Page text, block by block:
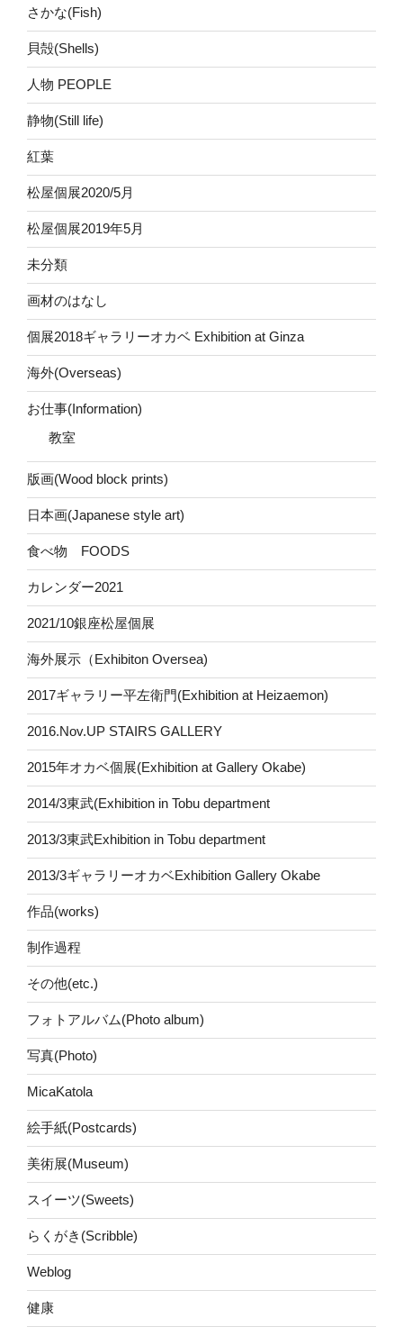
さかな(Fish)
貝殻(Shells)
人物 PEOPLE
静物(Still life)
紅葉
松屋個展2020/5月
松屋個展2019年5月
未分類
画材のはなし
個展2018ギャラリーオカベ Exhibition at Ginza
海外(Overseas)
お仕事(Information)
教室
版画(Wood block prints)
日本画(Japanese style art)
食べ物 FOODS
カレンダー2021
2021/10銀座松屋個展
海外展示（Exhibiton Oversea)
2017ギャラリー平左衛門(Exhibition at Heizaemon)
2016.Nov.UP STAIRS GALLERY
2015年オカベ個展(Exhibition at Gallery Okabe)
2014/3東武(Exhibition in Tobu department
2013/3東武Exhibition in Tobu department
2013/3ギャラリーオカベExhibition Gallery Okabe
作品(works)
制作過程
その他(etc.)
フォトアルバム(Photo album)
写真(Photo)
MicaKatola
絵手紙(Postcards)
美術展(Museum)
スイーツ(Sweets)
らくがき(Scribble)
Weblog
健康